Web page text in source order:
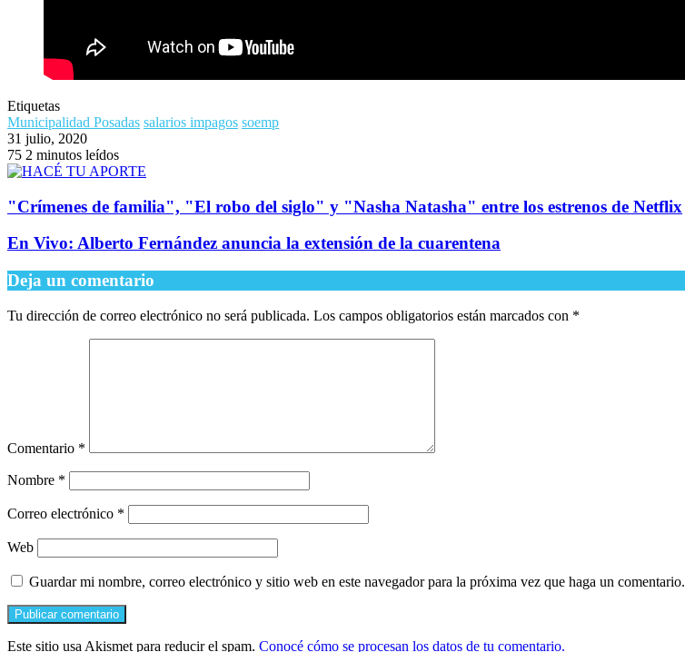
Etiquetas
Municipalidad Posadas salarios impagos soemp
31 julio, 2020
75 2 minutos leídos
"Crímenes de familia", "El robo del siglo" y "Nasha Natasha" entre los estrenos de Netflix
En Vivo: Alberto Fernández anuncia la extensión de la cuarentena
Deja un comentario
Tu dirección de correo electrónico no será publicada. Los campos obligatorios están marcados con *
Comentario *
Nombre *
Correo electrónico *
Web
Guardar mi nombre, correo electrónico y sitio web en este navegador para la próxima vez que haga un comentario.
Este sitio usa Akismet para reducir el spam. Conocé cómo se procesan los datos de tu comentario.